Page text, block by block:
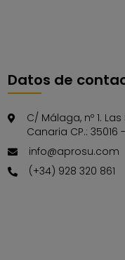
Datos de
C/ Málaga, nº 1.
Canaria CP.: 35016
info@aprosu.com
(+34) 928 320 861